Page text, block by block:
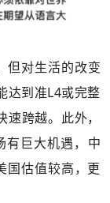
但对生活的改变
达到准L4或完整
跨越。此外，
有巨大机遇，中
国估值较高，更